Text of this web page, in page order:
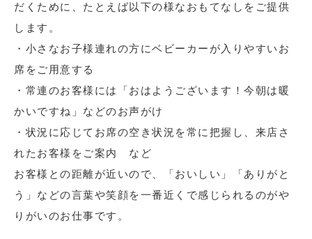
だくために、たとえば以下の様なおもてなしをご提供
します。
・小さなお子様連れの方にベビーカーが入りやすいお
席をご用意する
・常連のお客様には「おはようございます！今朝は暖
かいですね」などのお声がけ
・状況に応じてお席の空き状況を常に把握し、来店さ
れたお客様をご案内 など
お客様との距離が近いので、「おいしい」「ありがと
う」などの言葉や笑顔を一番近くで感じられるのがや
りがいのお仕事です。